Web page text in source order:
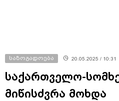
საზოგადოება 20.05.2025 / 10:31
საქართველო-
მიწისძვრა მოხდა